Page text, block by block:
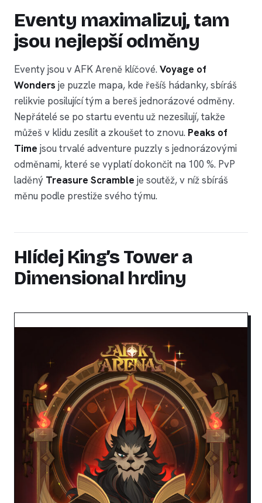
Eventy maximalizuj, tam
jsou nejlepší odměny
Eventy jsou v AFK Areně klíčové.Voyage of
Wonders je puzzle mapa, kde řešíš hádanky, sbíráš
relikvie posilující tým a bereš jednorázové odměny.
Nepřátelé se po startu eventu už nezesilují, takže
můžeš v klidu zesílit a zkoušet to znovu. Peaks of
Time jsou trvalé adventure puzzly s jednorázovými
odměnami, které se vyplatí dokončit na 100 %. PvP
laděný Treasure Scramble je soutěž, v níž sbíráš
měnu podle prestiže svého týmu.
Hlídej King’s Tower a
Dimensional hrdiny